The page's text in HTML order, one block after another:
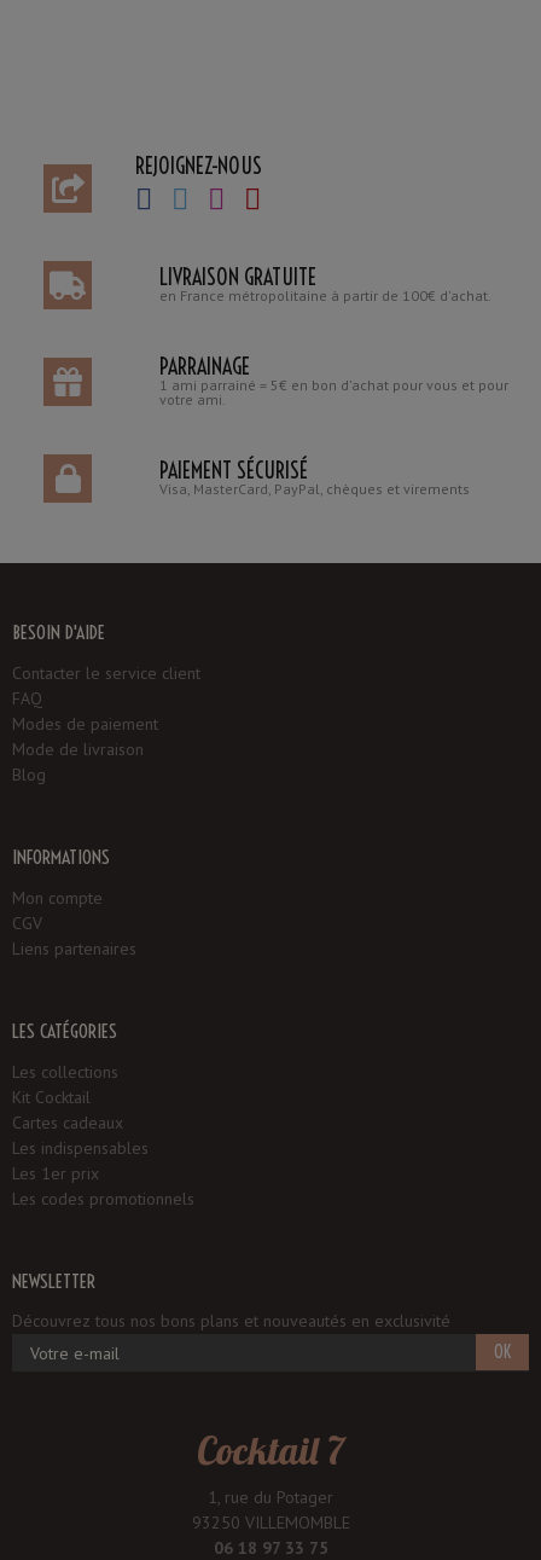
REJOIGNEZ-NOUS
LIVRAISON GRATUITE
en France métropolitaine à partir de 100€ d'achat.
PARRAINAGE
1 ami parrainé = 5€ en bon d'achat pour vous et pour
votre ami.
PAIEMENT SÉCURISÉ
Visa, MasterCard, PayPal, chèques et virements
BESOIN D'AIDE
Contacter le service client
FAQ
Modes de paiement
Mode de livraison
Blog
INFORMATIONS
Mon compte
CGV
Liens partenaires
LES CATÉGORIES
Les collections
Kit Cocktail
Cartes cadeaux
Les indispensables
Les 1er prix
Les codes promotionnels
NEWSLETTER
Découvrez tous nos bons plans et nouveautés en exclusivité
OK
Cocktail 7
1, rue du Potager
93250 VILLEMOMBLE
06 18 97 33 75